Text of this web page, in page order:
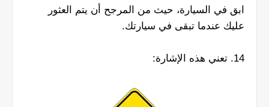
ابق في السيارة، حيث من المرجح أن يتم العثور
عليك عندما تبقى في سيارتك.
14. تعني هذه الإشارة: